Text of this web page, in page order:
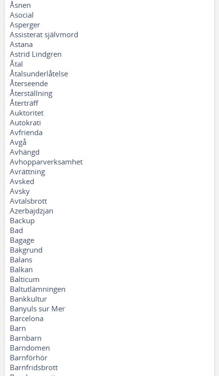
Åsnen
Asocial
Asperger
Assisterat självmord
Astana
Astrid Lindgren
Åtal
Åtalsunderlåtelse
Återseende
Återställning
Återträff
Auktoritet
Autokrati
Avfrienda
Avgå
Avhängd
Avhopparverksamhet
Avrättning
Avsked
Avsky
Avtalsbrott
Azerbajdzjan
Backup
Bad
Bagage
Bakgrund
Balans
Balkan
Balticum
Baltutlämningen
Bankkultur
Banyuls sur Mer
Barcelona
Barn
Barnbarn
Barndomen
Barnförhör
Barnfridsbrott